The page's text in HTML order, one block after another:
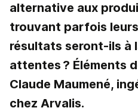
alternative aux
trouvant parfois
résultats seront-ils à
attentes ? Éléments
Claude Maumené,
chez Arvalis.